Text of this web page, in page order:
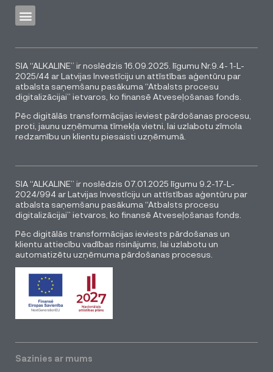
SIA “ALKALINE” ir noslēdzis 16.09.2025. līgumu Nr.9.4- 1-L-
2025/44 ar Latvijas Investīciju un attīstības aģentūru par
atbalsta saņemšanu pasākuma “Atbalsts procesu
digitalizācijai” ietvaros, ko finansē Atveseļošanas fonds.
Pēc digitālās transformācijas ieviest pārdošanas procesu,
proti, jaunu uzņēmuma tīmekļa vietni, lai uzlabotu zīmola
redzamību un klientu piesaisti uzņēmumā.
SIA “ALKALINE” ir noslēdzis 07.01.2025 līgumu 9.2-17-L-
2024/994 ar Latvijas Investīciju un attīstības aģentūru par
atbalsta saņemšanu pasākuma “Atbalsts procesu
digitalizācijai” ietvaros, ko finansē Atveseļošanas fonds.
Pēc digitālās transformācijas ieviests pārdošanas un
klientu attiecību vadības risinājums, lai uzlabotu un
automatizētu uzņēmuma pārdošanas procesus.
Sazinies ar mums